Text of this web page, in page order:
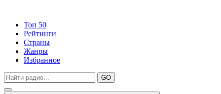
Топ 50
Рейтинги
Страны
Жанры
Избранное
GO